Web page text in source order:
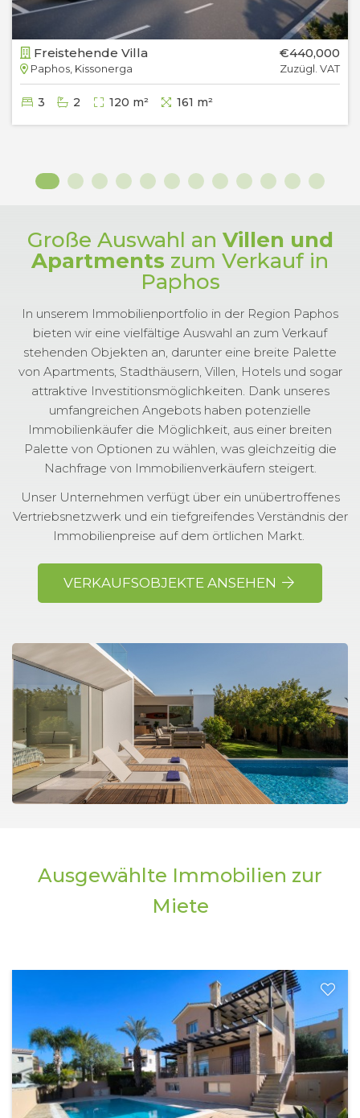
Freistehende Villa
Paphos, Kissonerga
€440,000
Zuzügl. VAT
3 2 120 m² 161 m²
Große Auswahl an Villen und
Apartments zum Verkauf in
Paphos
In unserem Immobilienportfolio in der Region Paphos
bieten wir eine vielfältige Auswahl an zum Verkauf
stehenden Objekten an, darunter eine breite Palette
von Apartments, Stadthäusern, Villen, Hotels und sogar
attraktive Investitionsmöglichkeiten. Dank unseres
umfangreichen Angebots haben potenzielle
Immobilienkäufer die Möglichkeit, aus einer breiten
Palette von Optionen zu wählen, was gleichzeitig die
Nachfrage von Immobilienverkäufern steigert.
Unser Unternehmen verfügt über ein unübertroffenes
Vertriebsnetzwerk und ein tiefgreifendes Verständnis der
Immobilienpreise auf dem örtlichen Markt.
VERKAUFSOBJEKTE ANSEHEN
Ausgewählte Immobilien zur
Miete